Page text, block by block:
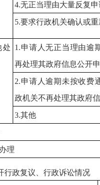
4.无正当理由大量反复申
5.要求行政机关确认或
处 1.申请人无正当理由逾
再处理其政府信息公开
2.申请人逾期未按收费
政机关不再处理其政府
3.其他
理
行政复议、行政诉讼情况